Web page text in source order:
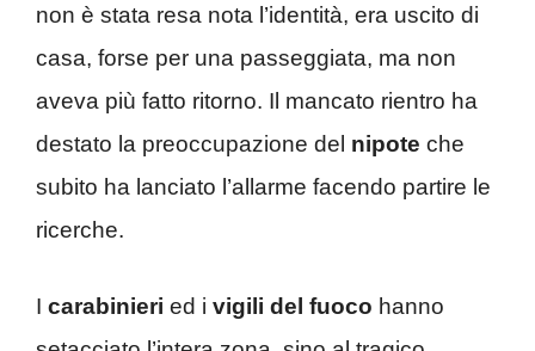
non è stata resa nota l’identità, era uscito di
casa, forse per una passeggiata, ma non
aveva più fatto ritorno. Il mancato rientro ha
destato la preoccupazione del nipote che
subito ha lanciato l’allarme facendo partire le
ricerche.
I carabinieri ed i vigili del fuoco hanno